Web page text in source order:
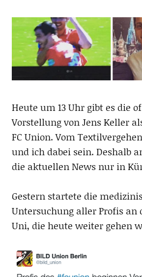
Heute um 13 Uhr gibt es die
Vorstellung von Jens Keller
FC Union. Vom
und ich dabei sein. Deshalb
die aktuellen News nur in
Gestern startete die
Untersuchung aller Profis an
Uni, die heute weiter gehen